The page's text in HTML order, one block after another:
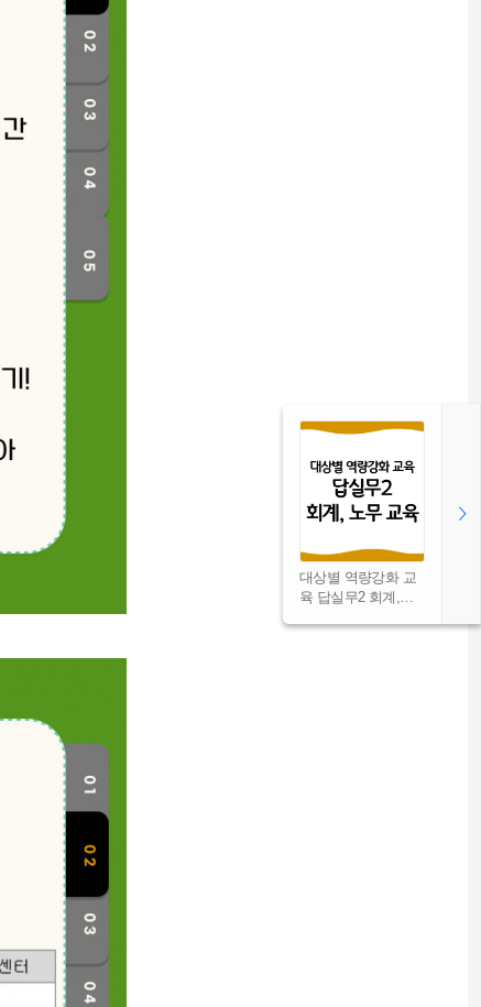
대상별 역량강화 교
육 답실무2 회계,…